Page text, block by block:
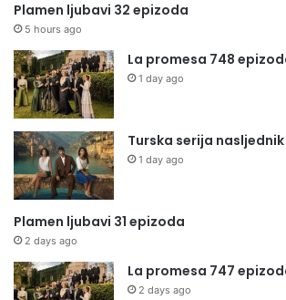
Plamen ljubavi 32 epizoda
5 hours ago
La promesa 748
1 day ago
Turska serija
1 day ago
Plamen ljubavi 31 epizoda
2 days ago
La promesa 747
2 days ago